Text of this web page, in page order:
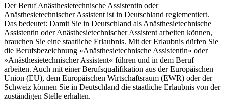
Der Beruf Anästhesietechnische Assistentin oder
Anästhesietechnischer Assistent ist in Deutschland reglementiert.
Das bedeutet: Damit Sie in Deutschland als Anästhesietechnische
Assistentin oder Anästhesietechnischer Assistent arbeiten können,
brauchen Sie eine staatliche Erlaubnis. Mit der Erlaubnis dürfen Sie
die Berufsbezeichnung »Anästhesietechnische Assistentin« oder
»Anästhesietechnischer Assistent« führen und in dem Beruf
arbeiten. Auch mit einer Berufsqualifikation aus der Europäischen
Union (EU), dem Europäischen Wirtschaftsraum (EWR) oder der
Schweiz können Sie in Deutschland die staatliche Erlaubnis von der
zuständigen Stelle erhalten.